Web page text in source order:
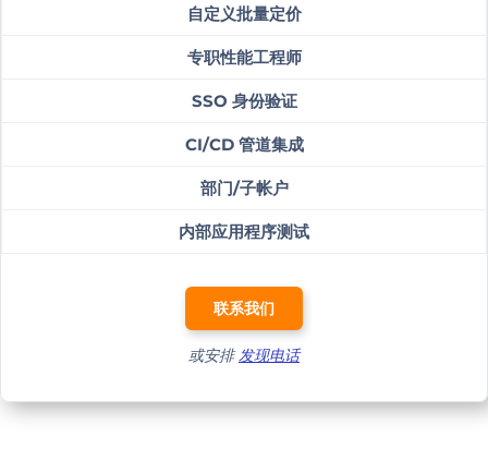
自定义批量定价
专职性能工程师
SSO 身份验证
CI/CD 管道集成
部门/子帐户
内部应用程序测试
联系我们
或安排发现电话